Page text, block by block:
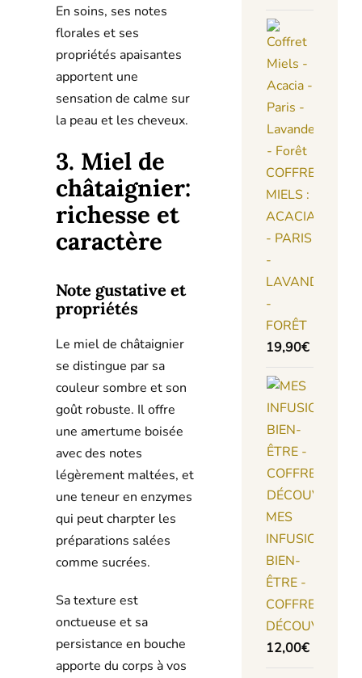
En soins, ses notes
florales et ses
propriétés apaisantes
apportent une
sensation de calme sur
la peau et les cheveux.
3. Miel de
châtaignier:
richesse et
caractère
Note gustative et
propriétés
Le miel de châtaignier
se distingue par sa
couleur sombre et son
goût robuste. Il offre
une amertume boisée
avec des notes
légèrement maltées, et
une teneur en enzymes
qui peut charpter les
préparations salées
comme sucrées.
Sa texture est
onctueuse et sa
persistance en bouche
apporte du corps à vos
COFFRET
MIELS :
ACACIA
- PARIS
-
LAVANDE
-
FORÊT
19,90€
MES
INFUSIONS
BIEN-
ÊTRE -
COFFRET
DÉCOUVERTE
12,00€